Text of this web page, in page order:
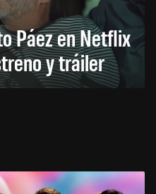
Páez en Netflix
y tráiler